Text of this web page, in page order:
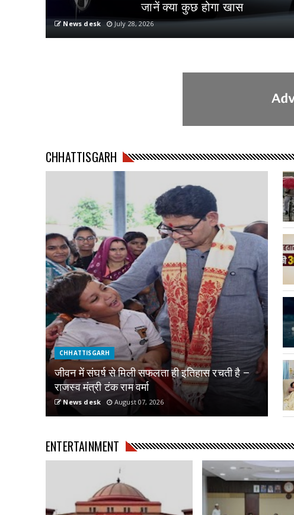
जानें क्या कुछ होगा खास
News desk July 28, 2026
CHHATTISGARH
CHHATTISGARH
जीवन में संघर्ष से मिली सफलता ही इतिहास रचती है –
राजस्व मंत्री टंक राम वर्मा
News desk August 07, 2026
ENTERTAINMENT